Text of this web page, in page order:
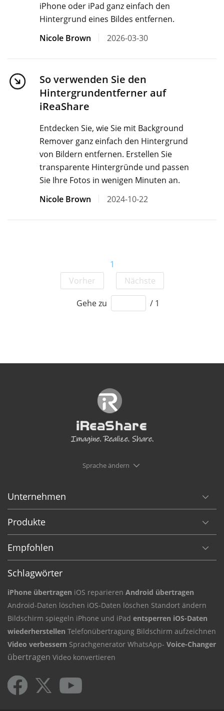
iPhone oder iPad ganz einfach den
Hintergrund eines Bildes entfernen.
Nicole Brown
2026-03-30
So verwenden Sie den
Hintergrundentferner auf
iReaShare
Entdecken Sie, wie Sie mit Background
Remover ganz einfach den Hintergrund
von Bildern entfernen. Erstellen Sie
transparente Hintergründe und passen
Sie Ihre Fotos in wenigen Minuten an.
Nicole Brown
2024-10-22
Vorher
1
Nächste
Gehe zu / 1
Sprache ändern
Unternehmen
Produkte
Empfohlen
Schlagwörter
iPhone übertragen iOS reparieren Android übertragen
Android-Daten löschen iOS-Daten löschen Standort ändern
Bildschirm spiegeln iPhone und iPad entsperren iOS-Daten
wiederherstellen Telefonübertragung Bildschirm aufzeichnen
Video verbessern Sprachgenerator WhatsApp- Voice-Changer
übertragen Video konvertieren